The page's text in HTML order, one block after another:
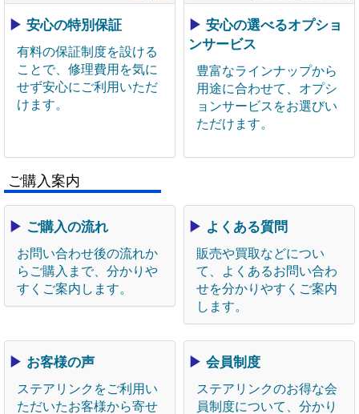
▶ 安心の特別保証
有料の保証制度を設ける
ことで、修理費用を気に
せず安心にご利用いただ
けます。
▶ 安心の選べるオプショ
ンサービス
豊富なラインナップから
用途に合わせて、オプシ
ョンサービスをお選びい
ただけます。
ご購入案内
▶ ご購入の流れ
お問い合わせ後の流れか
らご購入まで、分かりや
すくご案内します。
▶ よくある質問
販売や買取などについ
て、よくあるお問い合わ
せを分かりやすくご案内
します。
▶ お客様の声
ステアリンクをご利用い
ただいたお客様から寄せ
▶ 会員制度
ステアリンクのお得な会
員制度について、分かり